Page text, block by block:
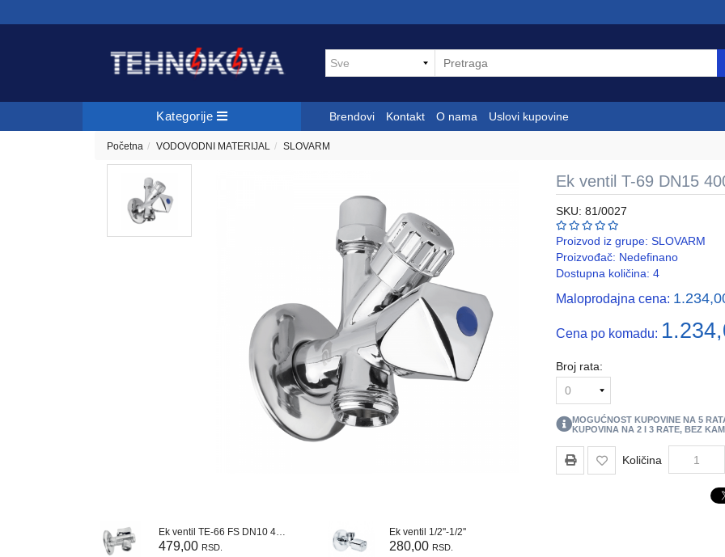
Kategorije Brendovi Kontakt O nama Uslovi kupovine
Početna VODOVODNI MATERIJAL SLOVARM
Ek ventil T-69 DN15
SKU: 81/0027
Proizvod iz grupe: SLOVARM
Proizvođač: Nedefinano
Dostupna količina: 4
Maloprodajna cena:
Cena po komadu:
Broj rata:
MOGUĆNOST KUPOVINE NA 5
KUPOVINA NA 2 I 3 RATE, BEZ
Količina
Ek ventil TE-66 FS DN10 400213
479,00 RSD.
Ek ventil 1/2''-1/2''
280,00 RSD.